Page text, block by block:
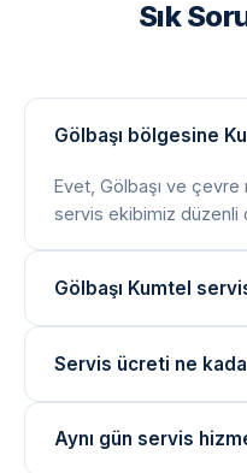
Sık
Gölbaşı bölgesine
Evet, Gölbaşı ve
servis ekibimiz düzenli
Gölbaşı Kumtel
göre değişir; işlem
Servis ücreti ne
ve değişen parçaya
Aynı gün servis